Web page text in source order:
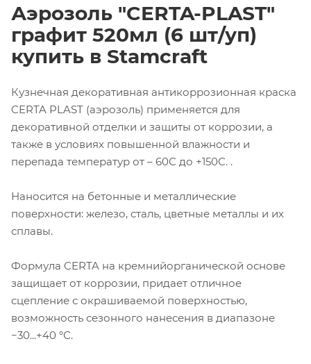
Аэрозоль "CERTA-PLAST"
графит 520мл (6 шт/уп)
купить в Stamcraft
Кузнечная декоративная антикоррозионная краска
CERTA PLAST (аэрозоль) применяется для
декоративной отделки и защиты от коррозии, а
также в условиях повышенной влажности и
перепада температур от – 60С до +150С. .
Наносится на бетонные и металлические
поверхности: железо, сталь, цветные металлы и их
сплавы.
Формула CERTA на кремнийорганической основе
защищает от коррозии, придает отличное
сцепление с окрашиваемой поверхностью,
возможность сезонного нанесения в диапазоне
−30...+40 °С.